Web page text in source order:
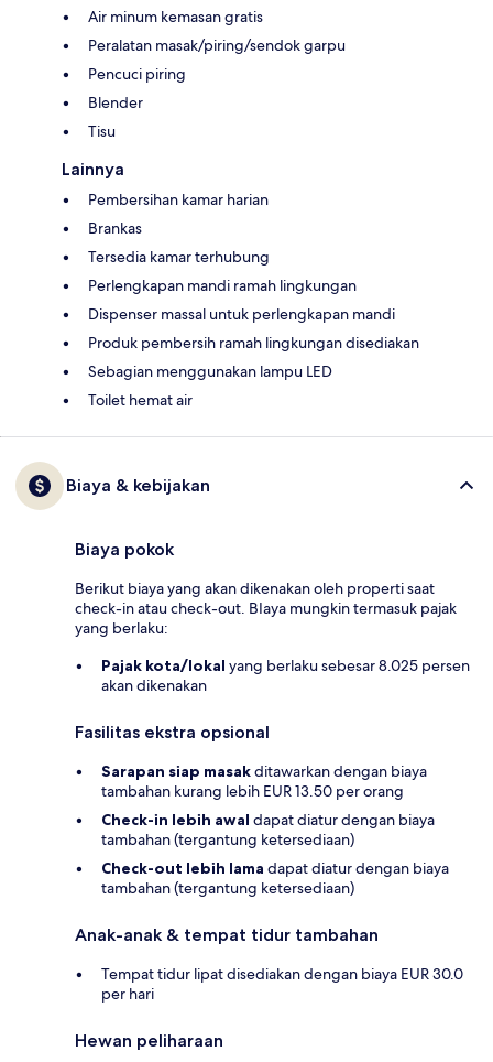
Air minum kemasan gratis
Peralatan masak/piring/sendok garpu
Pencuci piring
Blender
Tisu
Lainnya
Pembersihan kamar harian
Brankas
Tersedia kamar terhubung
Perlengkapan mandi ramah lingkungan
Dispenser massal untuk perlengkapan mandi
Produk pembersih ramah lingkungan disediakan
Sebagian menggunakan lampu LED
Toilet hemat air
Biaya & kebijakan
Biaya pokok
Berikut biaya yang akan dikenakan oleh properti saat
check-in atau check-out. BIaya mungkin termasuk pajak
yang berlaku:
Pajak kota/lokal yang berlaku sebesar 8.025 persen
akan dikenakan
Fasilitas ekstra opsional
Sarapan siap masakditawarkan dengan biaya
tambahan kurang lebih EUR 13.50 per orang
Check-in lebih awal dapat diatur dengan biaya
tambahan (tergantung ketersediaan)
Check-out lebih lama dapat diatur dengan biaya
tambahan (tergantung ketersediaan)
Anak-anak & tempat tidur tambahan
Tempat tidur lipat disediakan dengan biaya EUR 30.0
per hari
Hewan peliharaan